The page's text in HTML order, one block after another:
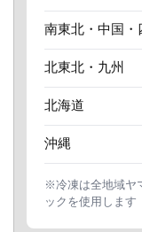
南東北・中国・
北東北・九州
北海道
沖縄
※冷凍は全地域ヤ
ックを使用します